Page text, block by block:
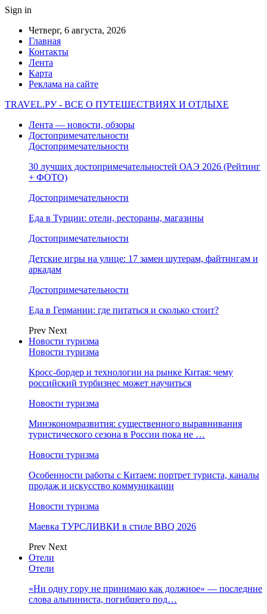
Sign in
Четверг, 6 августа, 2026
Главная
Контакты
Лента
Карта
Реклама на сайте
TRAVEL.РУ - ВСЕ О ПУТЕШЕСТВИЯХ И ОТДЫХЕ
Лента — новости, обзоры
Достопримечательности
Достопримечательности
30 лучших достопримечательностей ОАЭ 2026 (Рейтинг
+ ФОТО)
Достопримечательности
Еда в Турции: отели, рестораны, магазины
Достопримечательности
Детские игры на улице: 17 замен шутерам, файтингам и
аркадам
Достопримечательности
Еда в Германии: где питаться и сколько стоит?
Prev Next
Новости туризма
Новости туризма
Кросс-бордер и технологии на рынке Китая: чему
российский турбизнес может научиться
Новости туризма
Минэкономразвития: существенного выравнивания
туристического сезона в России пока не …
Новости туризма
Особенности работы с Китаем: портрет туриста, каналы
продаж и искусство коммуникации
Новости туризма
Маевка ТУРСЛИВКИ в стиле BBQ 2026
Prev Next
Отели
Отели
«Ни одну гору не принимаю как должное» — последние
слова альпиниста, погибшего под…